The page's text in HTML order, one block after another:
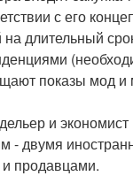
с его
длительный
показы мод и
и
двумя
продавцами.